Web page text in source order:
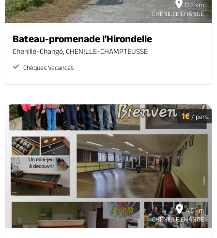
0.3 km
CHENILLE CHANGE
Bateau-promenade l'Hirondelle
Chenillé-Changé, CHENILLE-CHAMPTEUSSE
Chèques Vacances
4.5 km
CHENILLE CHANGE
1€/ pers.